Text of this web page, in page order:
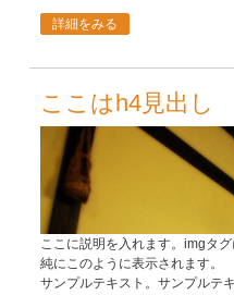
詳細をみる
ここはh4見出し
ここに説明を入れます。imgタ
純にこのように表示されます。
サンプルテキスト。サンプルテ